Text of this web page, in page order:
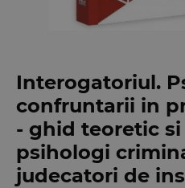
Interogatoriul.
confruntarii in
- ghid teoretic
psihologi
judecatori de